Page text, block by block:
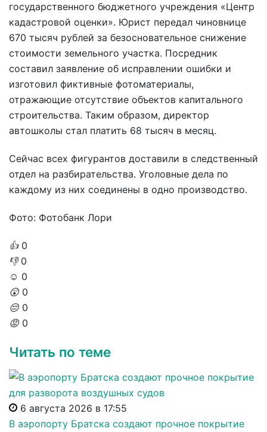
государственного бюджетного учреждения «Центр
кадастровой оценки». Юрист передал чиновнице
670 тысяч рублей за безосновательное снижение
стоимости земельного участка. Посредник
составил заявление об исправлении ошибки и
изготовил фиктивные фотоматериалы,
отражающие отсутствие объектов капитального
строительства. Таким образом, директор
автошколы стал платить 68 тысяч в месяц.
Сейчас всех фигурантов доставили в следственный
отдел на разбирательства. Уголовные дела по
каждому из них соединены в одно производство.
Фото: Фотобанк Лори
👍 0
👎 0
☺️ 0
😲 0
😔 0
😡 0
Читать по теме
6 августа 2026 в 17:55
В аэропорту Братска создают прочное покрытие